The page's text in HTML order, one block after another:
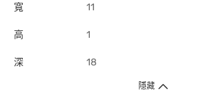
寬 11
高 1
深 18
隱藏